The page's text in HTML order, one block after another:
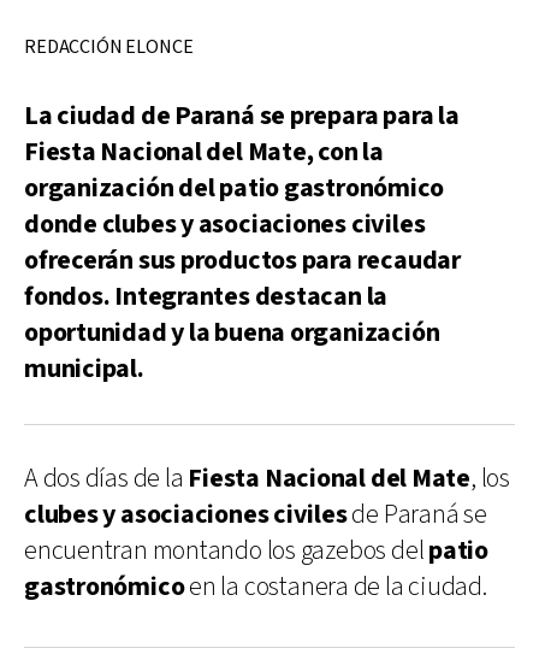
REDACCIÓN ELONCE
La ciudad de Paraná se prepara para la
Fiesta Nacional del Mate, con la
organización del patio gastronómico
donde clubes y asociaciones civiles
ofrecerán sus productos para recaudar
fondos. Integrantes destacan la
oportunidad y la buena organización
municipal.
A dos días de la Fiesta Nacional del Mate, los
clubes y asociaciones civilesde Paraná se
encuentran montando los gazebos delpatio
gastronómicoen la costanera de la ciudad.